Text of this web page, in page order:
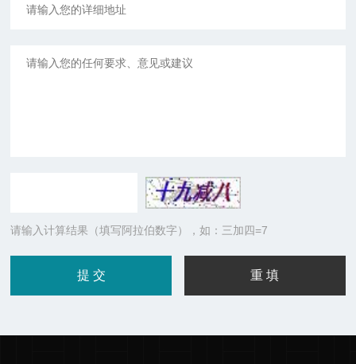
请输入计算结果（填写阿拉伯数字），如：三加四=7